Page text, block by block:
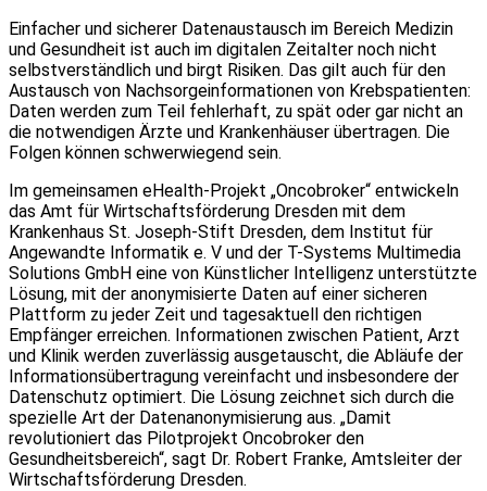
Einfacher und sicherer Datenaustausch im Bereich Medizin
und Gesundheit ist auch im digitalen Zeitalter noch nicht
selbstverständlich und birgt Risiken. Das gilt auch für den
Austausch von Nachsorgeinformationen von Krebspatienten:
Daten werden zum Teil fehlerhaft, zu spät oder gar nicht an
die notwendigen Ärzte und Krankenhäuser übertragen. Die
Folgen können schwerwiegend sein.
Im gemeinsamen eHealth-Projekt „Oncobroker“ entwickeln
das Amt für Wirtschaftsförderung Dresden mit dem
Krankenhaus St. Joseph-Stift Dresden, dem Institut für
Angewandte Informatik e. V und der T-Systems Multimedia
Solutions GmbH eine von Künstlicher Intelligenz unterstützte
Lösung, mit der anonymisierte Daten auf einer sicheren
Plattform zu jeder Zeit und tagesaktuell den richtigen
Empfänger erreichen. Informationen zwischen Patient, Arzt
und Klinik werden zuverlässig ausgetauscht, die Abläufe der
Informationsübertragung vereinfacht und insbesondere der
Datenschutz optimiert. Die Lösung zeichnet sich durch die
spezielle Art der Datenanonymisierung aus. „Damit
revolutioniert das Pilotprojekt Oncobroker den
Gesundheitsbereich“, sagt Dr. Robert Franke, Amtsleiter der
Wirtschaftsförderung Dresden.